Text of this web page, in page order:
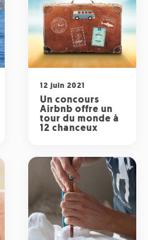
12 juin 2021
Un concours
Airbnb offre un
tour du monde à
12 chanceux